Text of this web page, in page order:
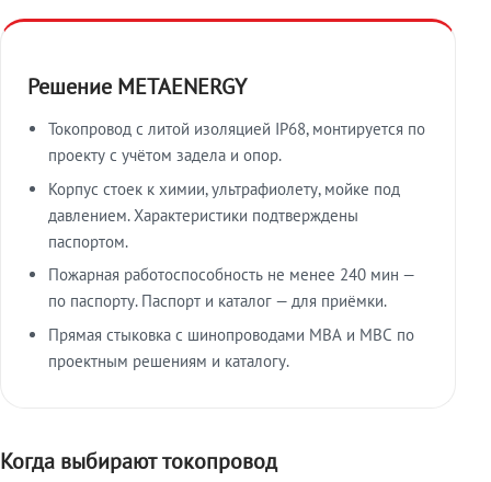
Решение METAENERGY
Токопровод с литой изоляцией IP68, монтируется по
проекту с учётом задела и опор.
Корпус стоек к химии, ультрафиолету, мойке под
давлением. Характеристики подтверждены
паспортом.
Пожарная работоспособность не менее 240 мин —
по паспорту. Паспорт и каталог — для приёмки.
Прямая стыковка с шинопроводами МВА и МВС по
проектным решениям и каталогу.
Когда выбирают токопровод